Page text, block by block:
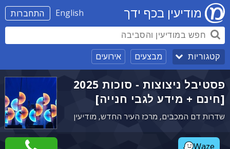
התחברות English מודיעין בכף ידך
קטגוריות מבצעים אירועים
פסטיבל ניצוצות - סוכות 2025
[חינם + מידע לגבי חנייה]
שדרות דם המכבים, מרכז העיר החדש, מודיעין
Waze